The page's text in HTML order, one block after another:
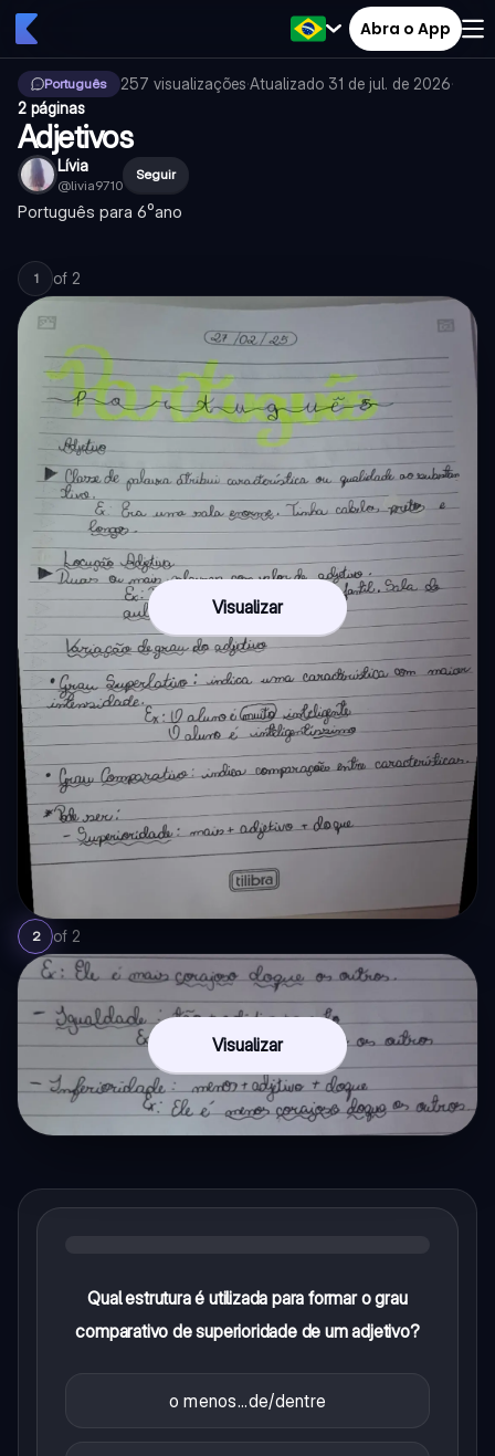
Abra o App
Português 257 visualizações·Atualizado 31 de jul. de 2026·
2 páginas
Adjetivos
Lívia
@livia9710
Seguir
Português para 6⁰ano
1 of 2
Visualizar
2 of 2
Visualizar
Qual estrutura é utilizada para formar o grau
comparativo de superioridade de um adjetivo?
o menos...de/dentre